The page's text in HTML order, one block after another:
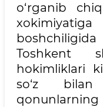
o‘rganib
Toshkent
hokimliklari
so‘z bilan